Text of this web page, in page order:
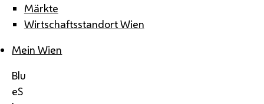
Märkte
Wirtschaftsstandort Wien
Mein Wien
Blu
eS